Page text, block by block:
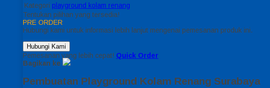
Kategori playground kolam renang
Tentukan pilihan yang tersedia!
PRE ORDER
Hubungi kami untuk informasi lebih lanjut mengenai pemesanan produk ini.
Hubungi Kami
Pemesanan yang lebih cepat! Quick Order
Bagikan ke
Pembuatan Playground Kolam Renang Surabaya